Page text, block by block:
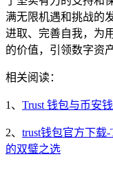
满无限机遇和挑战的
进取、完善自我，为
的价值，引领数字资
相关阅读：
1、 Trust 钱包与币安
2、 trust钱包官方下载
的双璧之选